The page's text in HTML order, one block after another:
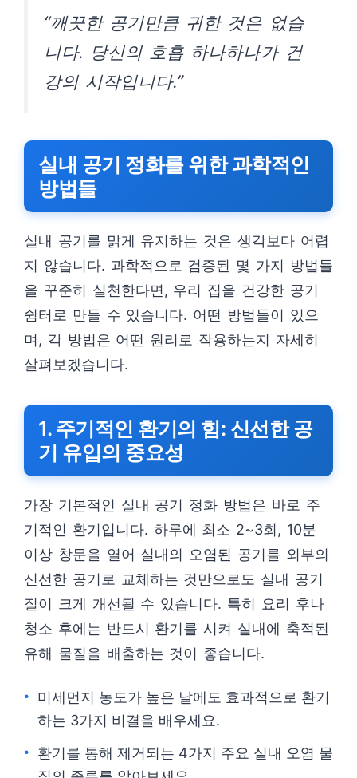
“깨끗한 공기만큼 귀한 것은 없습
니다. 당신의 호흡 하나하나가 건
강의 시작입니다.”
실내 공기 정화를 위한 과학적인
방법들
실내 공기를 맑게 유지하는 것은 생각보다 어렵
지 않습니다. 과학적으로 검증된 몇 가지 방법들
을 꾸준히 실천한다면, 우리 집을 건강한 공기
쉼터로 만들 수 있습니다. 어떤 방법들이 있으
며, 각 방법은 어떤 원리로 작용하는지 자세히
살펴보겠습니다.
1. 주기적인 환기의 힘: 신선한 공
기 유입의 중요성
가장 기본적인 실내 공기 정화 방법은 바로 주
기적인 환기입니다. 하루에 최소 2~3회, 10분
이상 창문을 열어 실내의 오염된 공기를 외부의
신선한 공기로 교체하는 것만으로도 실내 공기
질이 크게 개선될 수 있습니다. 특히 요리 후나
청소 후에는 반드시 환기를 시켜 실내에 축적된
유해 물질을 배출하는 것이 좋습니다.
미세먼지 농도가 높은 날에도 효과적으로 환기
하는 3가지 비결을 배우세요.
환기를 통해 제거되는 4가지 주요 실내 오염 물